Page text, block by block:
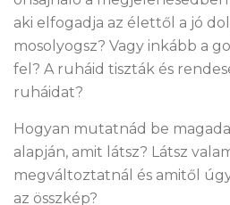
aki elfogadja az élettől a jó
mosolyogsz? Vagy inkább a
fel? A ruháid tiszták és
ruháidat?
Hogyan mutatnád be
alapján, amit látsz? Látsz
megváltoztatnál és amitől
az összkép?